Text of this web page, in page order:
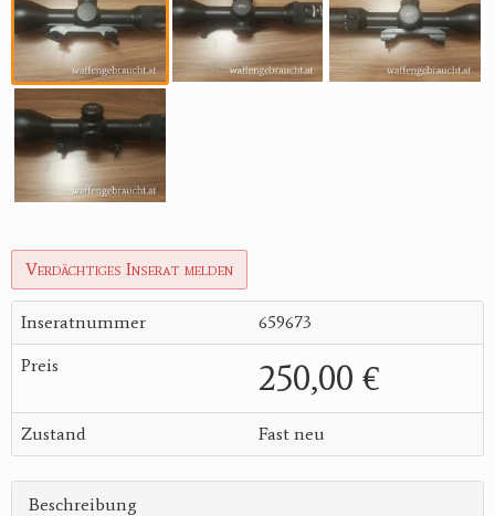
Verdächtiges Inserat melden
Inseratnummer 659673
Preis 250,00 €
Zustand Fast neu
Beschreibung